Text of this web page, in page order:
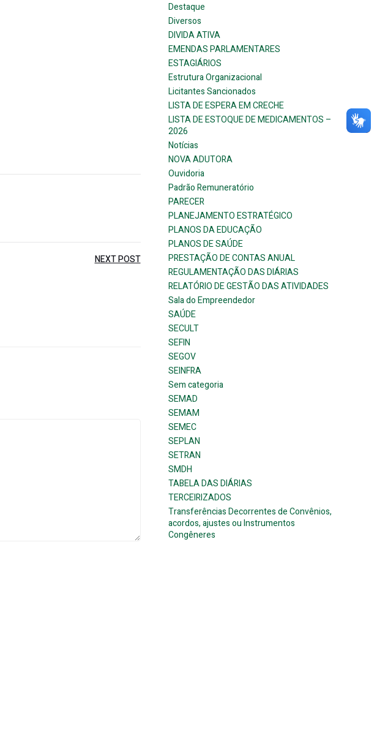
NEXT POST
Destaque
Diversos
DIVIDA ATIVA
EMENDAS PARLAMENTARES
ESTAGIÁRIOS
Estrutura Organizacional
Licitantes Sancionados
LISTA DE ESPERA EM CRECHE
LISTA DE ESTOQUE DE MEDICAMENTOS –
2026
Notícias
NOVA ADUTORA
Ouvidoria
Padrão Remuneratório
PARECER
PLANEJAMENTO ESTRATÉGICO
PLANOS DA EDUCAÇÃO
PLANOS DE SAÚDE
PRESTAÇÃO DE CONTAS ANUAL
REGULAMENTAÇÃO DAS DIÁRIAS
RELATÓRIO DE GESTÃO DAS ATIVIDADES
Sala do Empreendedor
SAÚDE
SECULT
SEFIN
SEGOV
SEINFRA
Sem categoria
SEMAD
SEMAM
SEMEC
SEPLAN
SETRAN
SMDH
TABELA DAS DIÁRIAS
TERCEIRIZADOS
Transferências Decorrentes de Convênios,
acordos, ajustes ou Instrumentos
Congêneres